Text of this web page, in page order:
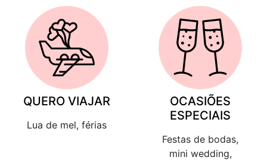
QUERO VIAJAR
Lua de mel, férias
OCASIÕES
ESPECIAIS
Festas de bodas,
mini wedding,